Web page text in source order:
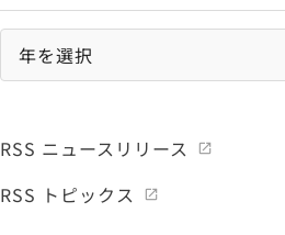
RSS ニュースリリース
RSS トピックス